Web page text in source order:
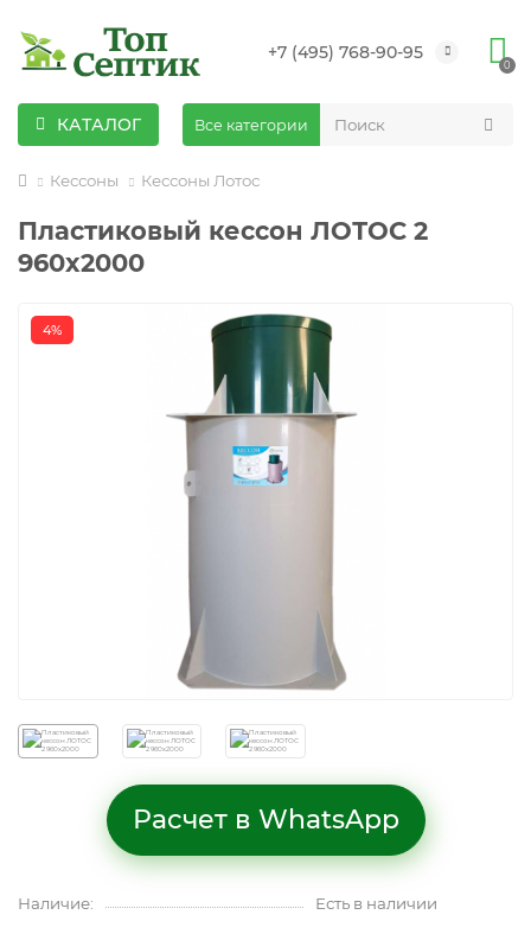
+7 (495) 768-90-95
0
КАТАЛОГ Все категории
Кессоны Кессоны Лотос
Пластиковый кессон ЛОТОС 2
960x2000
4%
Расчет в WhatsApp
Наличие: Есть в наличии